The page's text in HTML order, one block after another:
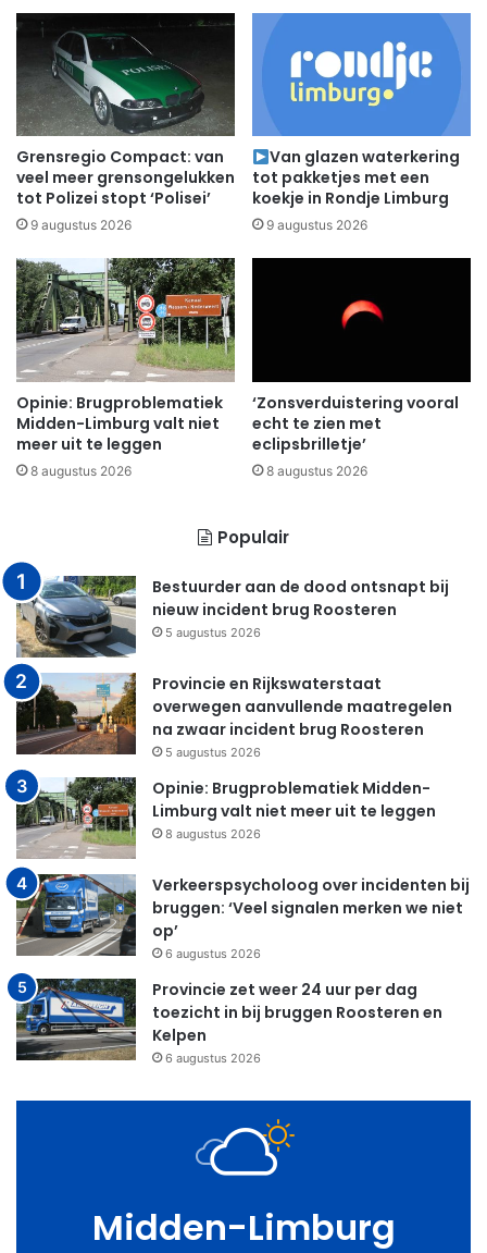
Grensregio Compact: van
veel meer grensongelukken
tot Polizei stopt ‘Polisei’
9 augustus 2026
Van glazen waterkering
tot pakketjes met een
koekje in Rondje Limburg
9 augustus 2026
Opinie: Brugproblematiek
Midden-Limburg valt niet
meer uit te leggen
8 augustus 2026
‘Zonsverduistering vooral
echt te zien met
eclipsbrilletje’
8 augustus 2026
Populair
Bestuurder aan de dood ontsnapt bij
nieuw incident brug Roosteren
5 augustus 2026
Provincie en Rijkswaterstaat
overwegen aanvullende maatregelen
na zwaar incident brug Roosteren
5 augustus 2026
Opinie: Brugproblematiek Midden-
Limburg valt niet meer uit te leggen
8 augustus 2026
Verkeerspsycholoog over incidenten bij
bruggen: ‘Veel signalen merken we niet
op’
6 augustus 2026
Provincie zet weer 24 uur per dag
toezicht in bij bruggen Roosteren en
Kelpen
6 augustus 2026
Midden-Limburg